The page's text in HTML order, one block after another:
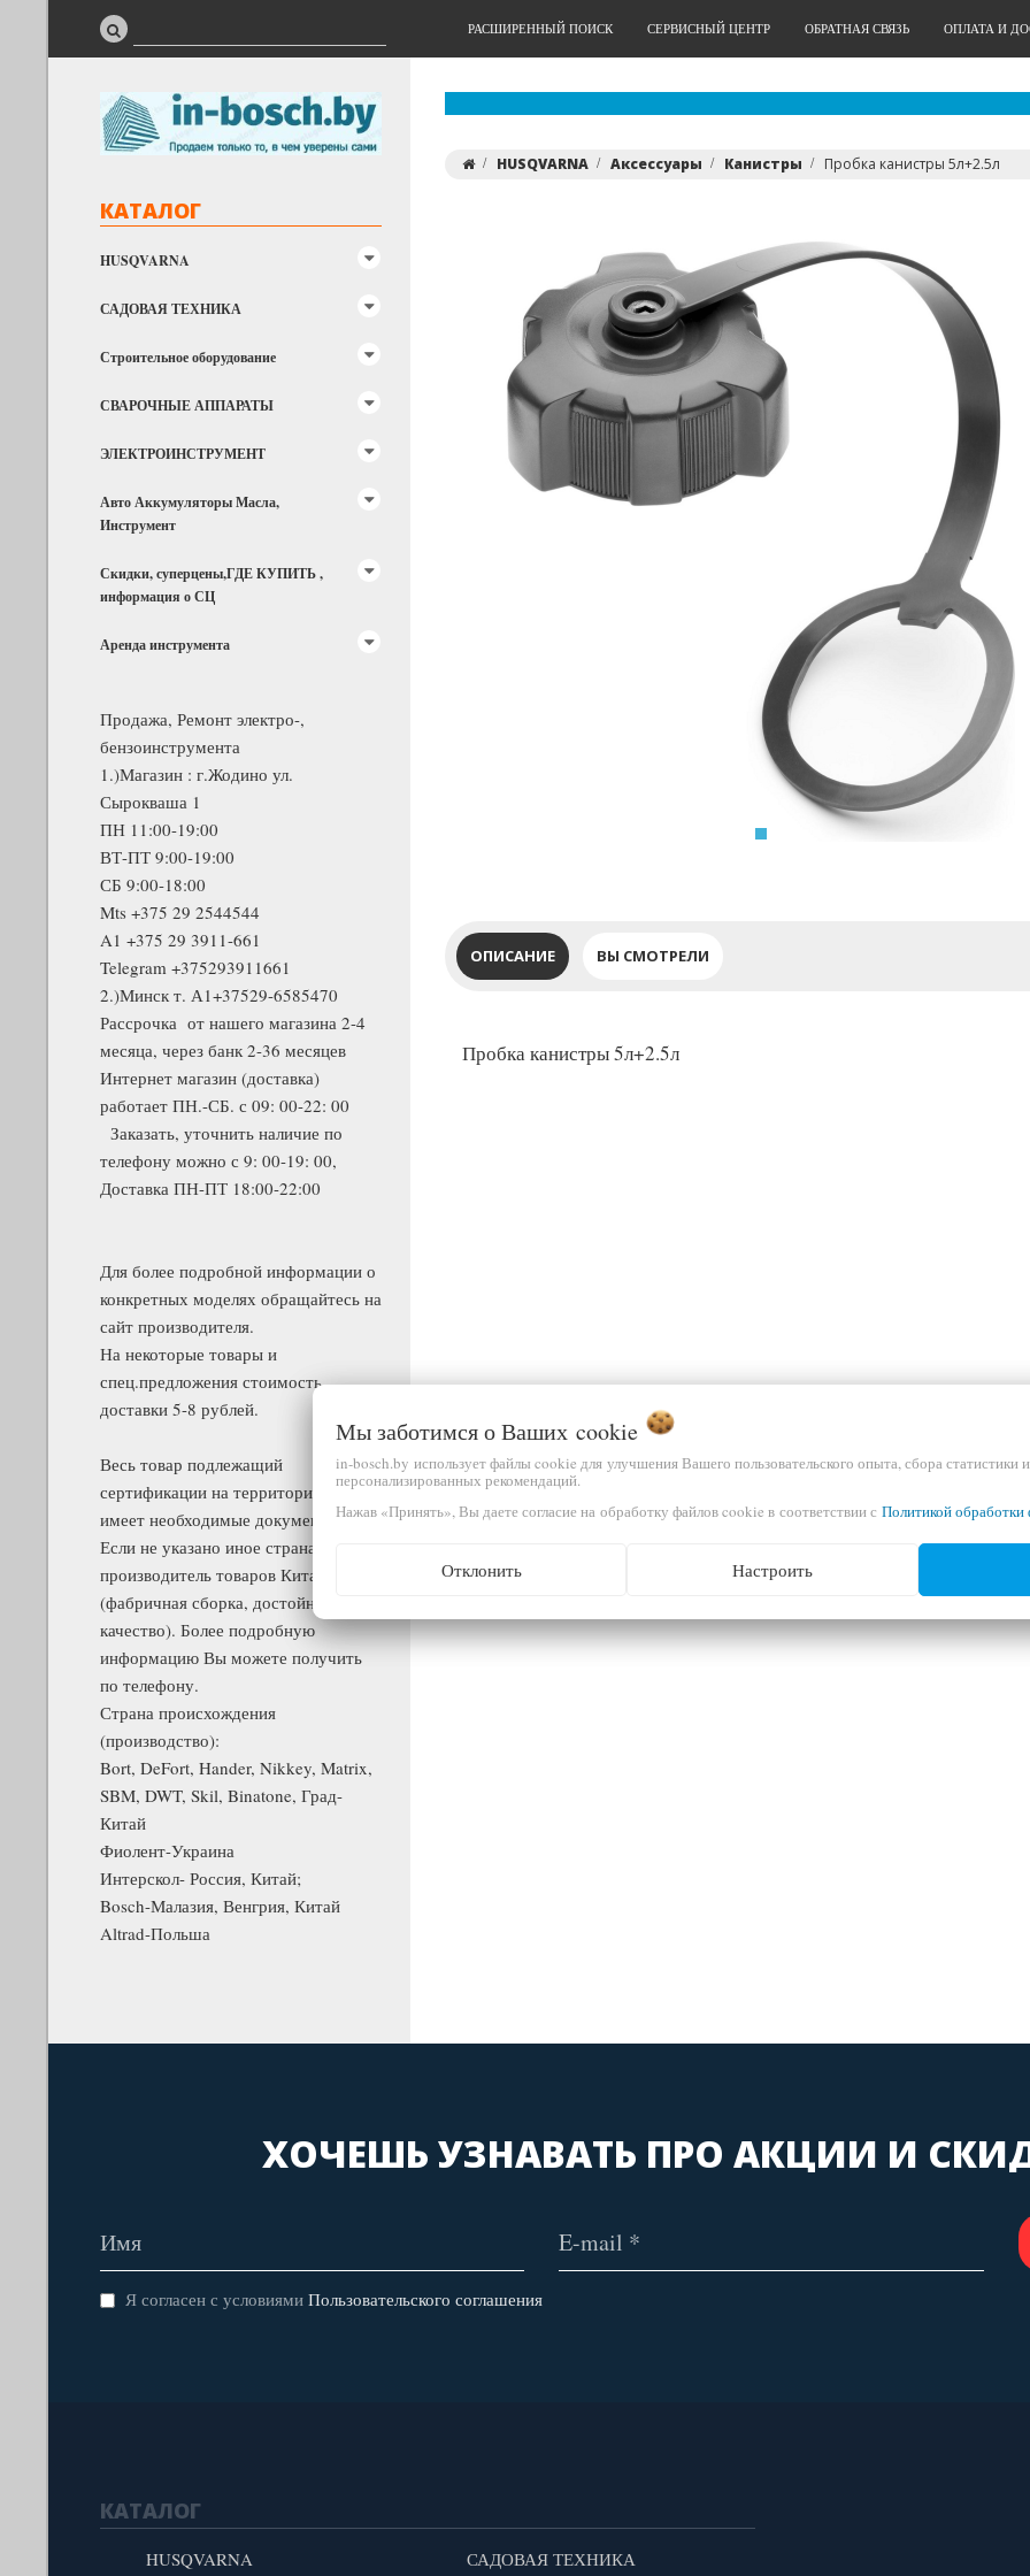
РАСШИРЕННЫЙ ПОИСК СЕРВИСНЫЙ ЦЕНТР ОБРАТНАЯ СВЯЗЬ ОПЛАТА И
КАТАЛОГ
HUSQVARNA
САДОВАЯ ТЕХНИКА
Строительное оборудование
СВАРОЧНЫЕ АППАРАТЫ
ЭЛЕКТРОИНСТРУМЕНТ
Авто Аккумуляторы Масла,
Инструмент
Скидки, суперцены,ГДЕ КУПИТЬ ,
информация о СЦ
Аренда инструмента
Продажа, Ремонт электро-,
бензоинструмента
1.)Магазин : г.Жодино ул.
Сырокваша 1
ПН 11:00-19:00
ВТ-ПТ 9:00-19:00
СБ 9:00-18:00
Mts +375 29 2544544
A1 +375 29 3911-661
Telegram +375293911661
2.)Минск т. А1+37529-6585470
Рассрочка от нашего магазина 2-4
месяца, через банк 2-36 месяцев
Интернет магазин (доставка)
работает ПН.-СБ. с 09: 00-22: 00
Заказать, уточнить наличие по
телефону можно с 9: 00-19: 00,
Доставка ПН-ПТ 18:00-22:00
Для более подробной информации о
конкретных моделях обращайтесь на
сайт производителя.
На некоторые товары и
спец.предложения стоимость
доставки 5-8 рублей.
Весь товар подлежащий
сертификации на территории РБ
имеет необходимые документы.
Если не указано иное страна
производитель товаров Китай
(фабричная сборка, достойное
качество). Более подробную
информацию Вы можете получить
по телефону.
Страна происхождения
(производство):
Bort, DeFort, Hander, Nikkey, Matrix,
SBM, DWT, Skil, Binatone, Град-
Китай
Фиолент-Украина
Интерскол- Россия, Китай;
Bosch-Малазия, Венгрия, Китай
Altrad-Польша
HUSQVARNA Аксессуары Канистры Пробка канистры 5л+2.5л
ОПИСАНИЕ ВЫ СМОТРЕЛИ
Пробка канистры 5л+2.5л
ХОЧЕШЬ УЗНАВАТЬ ПРО АКЦИИ И
Я согласен с условиями Пользовательского соглашения
КАТАЛОГ
HUSQVARNA САДОВАЯ ТЕХНИКА
Мы заботимся о Ваших cookie
in-bosch.by использует файлы cookie для улучшения Вашего пользовательского опыта, сбора статистики
персонализированных рекомендаций.
Нажав «Принять», Вы даете согласие на обработку файлов cookie в соответствии с Политикой
Отклонить Настроить